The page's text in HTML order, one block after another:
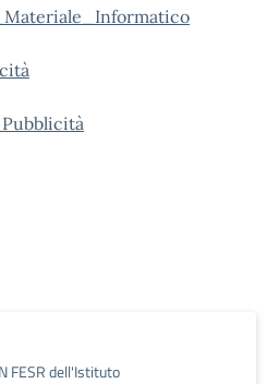
FESR dell'Istituto